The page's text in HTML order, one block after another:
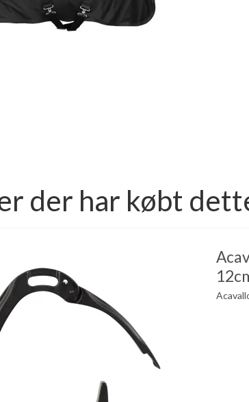
der har købt